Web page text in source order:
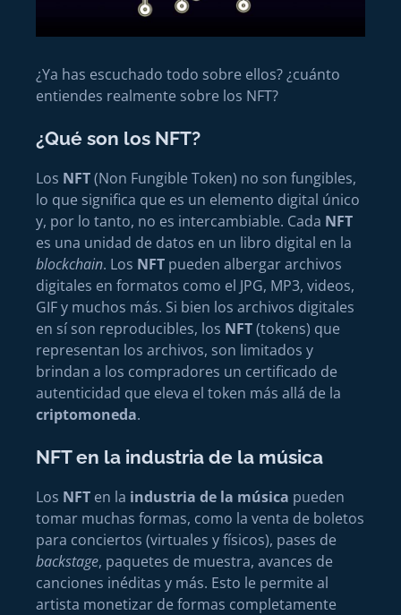
¿Ya has escuchado todo sobre ellos? ¿cuánto
entiendes realmente sobre los NFT?
¿Qué son los NFT?
Los NFT(Non Fungible Token) no son fungibles,
lo que significa que es un elemento digital único
y, por lo tanto, no es intercambiable. Cada NFT
es una unidad de datos en un libro digital en la
blockchain. Los NFT pueden albergar archivos
digitales en formatos como el JPG, MP3, videos,
GIF y muchos más. Si bien los archivos digitales
en sí son reproducibles, los NFT(tokens) que
representan los archivos, son limitados y
brindan a los compradores un certificado de
autenticidad que eleva el token más allá de la
criptomoneda.
NFT en la industria de la música
Los NFT en la industria de la música pueden
tomar muchas formas, como la venta de boletos
para conciertos (virtuales y físicos), pases de
backstage, paquetes de muestra, avances de
canciones inéditas y más. Esto le permite al
artista monetizar de formas completamente